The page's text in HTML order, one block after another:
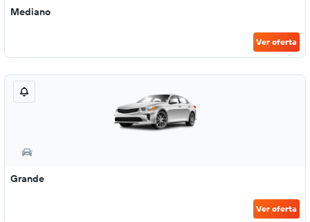
Mediano
Ver oferta
Grande
Ver oferta